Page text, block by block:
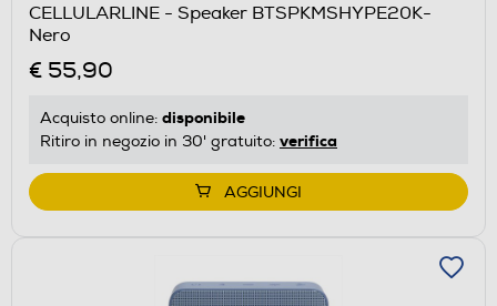
CELLULARLINE - Speaker BTSPKMSHYPE20K-
Nero
€ 55,90
Acquisto online: disponibile
Ritiro in negozio in 30' gratuito: verifica
AGGIUNGI